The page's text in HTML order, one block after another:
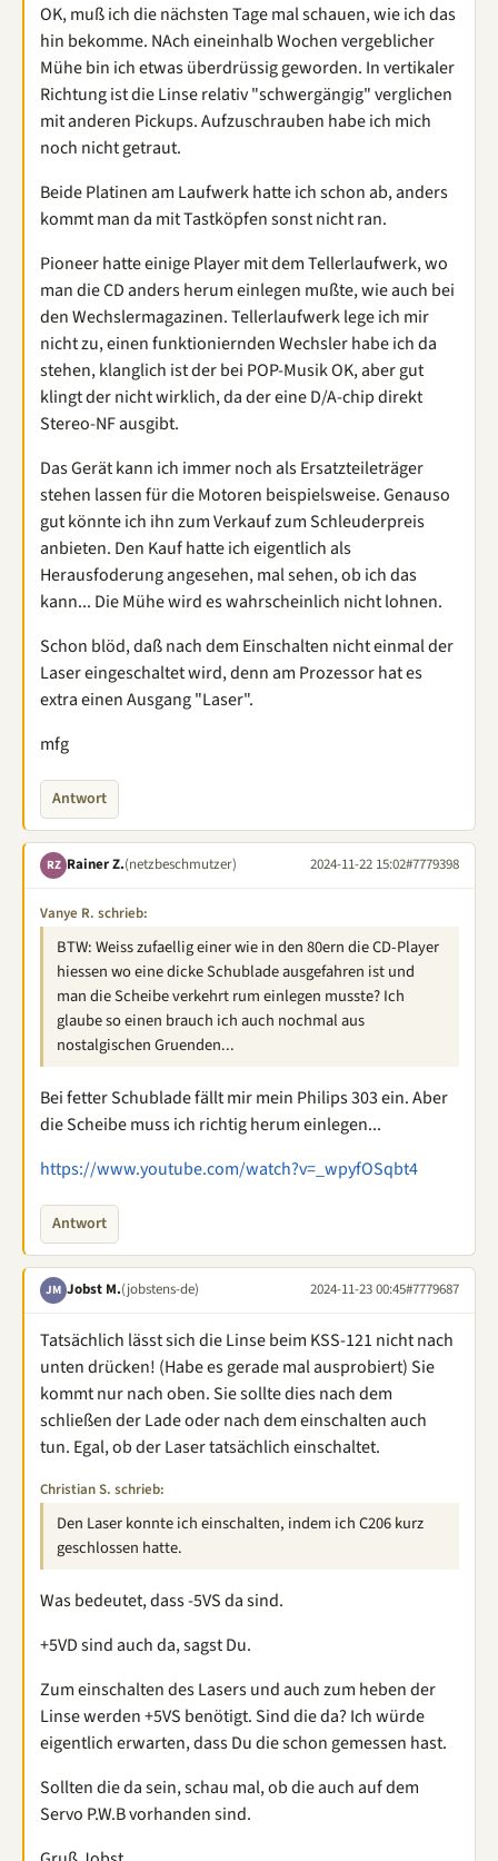
OK, muß ich die nächsten Tage mal schauen, wie ich das
hin bekomme. NAch eineinhalb Wochen vergeblicher
Mühe bin ich etwas überdrüssig geworden. In vertikaler
Richtung ist die Linse relativ "schwergängig" verglichen
mit anderen Pickups. Aufzuschrauben habe ich mich
noch nicht getraut.
Beide Platinen am Laufwerk hatte ich schon ab, anders
kommt man da mit Tastköpfen sonst nicht ran.
Pioneer hatte einige Player mit dem Tellerlaufwerk, wo
man die CD anders herum einlegen mußte, wie auch bei
den Wechslermagazinen. Tellerlaufwerk lege ich mir
nicht zu, einen funktioniernden Wechsler habe ich da
stehen, klanglich ist der bei POP-Musik OK, aber gut
klingt der nicht wirklich, da der eine D/A-chip direkt
Stereo-NF ausgibt.
Das Gerät kann ich immer noch als Ersatzteileträger
stehen lassen für die Motoren beispielsweise. Genauso
gut könnte ich ihn zum Verkauf zum Schleuderpreis
anbieten. Den Kauf hatte ich eigentlich als
Herausfoderung angesehen, mal sehen, ob ich das
kann... Die Mühe wird es wahrscheinlich nicht lohnen.
Schon blöd, daß nach dem Einschalten nicht einmal der
Laser eingeschaltet wird, denn am Prozessor hat es
extra einen Ausgang "Laser".
mfg
Antwort
RZ Rainer Z.(netzbeschmutzer) 2024-11-22 15:02#7779398
Vanye R. schrieb:
BTW: Weiss zufaellig einer wie in den 80ern die CD-Player
hiessen wo eine dicke Schublade ausgefahren ist und
man die Scheibe verkehrt rum einlegen musste? Ich
glaube so einen brauch ich auch nochmal aus
nostalgischen Gruenden...
Bei fetter Schublade fällt mir mein Philips 303 ein. Aber
die Scheibe muss ich richtig herum einlegen...
https://www.youtube.com/watch?v=_wpyfOSqbt4
Antwort
JM Jobst M.(jobstens-de) 2024-11-23 00:45#7779687
Tatsächlich lässt sich die Linse beim KSS-121 nicht nach
unten drücken! (Habe es gerade mal ausprobiert) Sie
kommt nur nach oben. Sie sollte dies nach dem
schließen der Lade oder nach dem einschalten auch
tun. Egal, ob der Laser tatsächlich einschaltet.
Christian S. schrieb:
Den Laser konnte ich einschalten, indem ich C206 kurz
geschlossen hatte.
Was bedeutet, dass -5VS da sind.
+5VD sind auch da, sagst Du.
Zum einschalten des Lasers und auch zum heben der
Linse werden +5VS benötigt. Sind die da? Ich würde
eigentlich erwarten, dass Du die schon gemessen hast.
Sollten die da sein, schau mal, ob die auch auf dem
Servo P.W.B vorhanden sind.